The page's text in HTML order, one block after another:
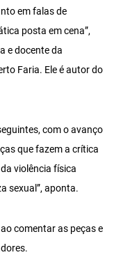
em falas de
posta em cena”,
e docente da
Faria. Ele é autor do
com o avanço
que fazem a crítica
violência física
sexual”, aponta.
comentar as peças e